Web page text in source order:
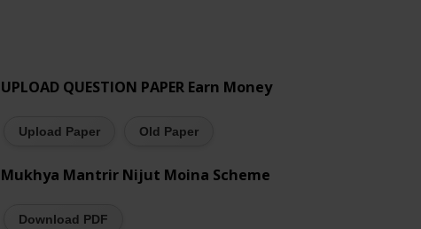
UPLOAD QUESTION PAPER Earn Money
Upload Paper Old Paper
Mukhya Mantrir Nijut Moina Scheme
Download PDF